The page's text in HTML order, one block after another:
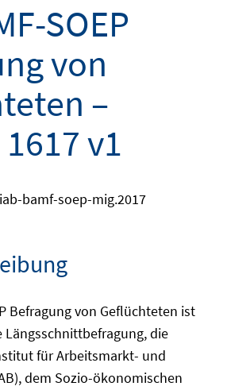
SOEP
von
–
v1
bamf-soep-mig.2017
Befragung von Geflüchteten ist
Längsschnittbefragung, die
für Arbeitsmarkt- und
dem Sozio-ökonomischen